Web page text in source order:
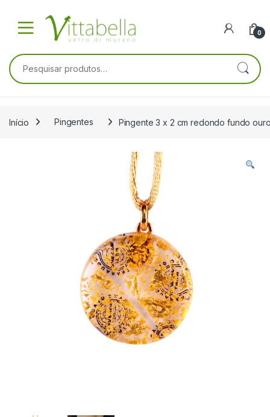
0
Pesquisar por:
Início Pingentes Pingente 3 x 2 cm redondo fundo